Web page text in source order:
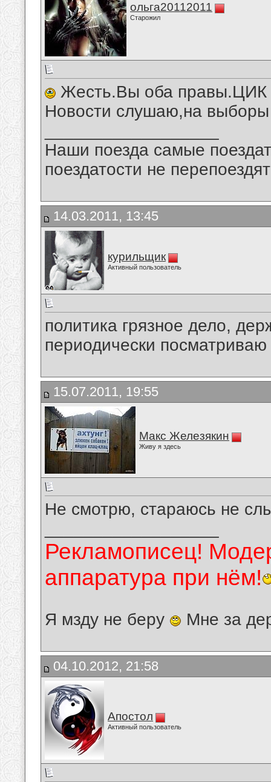
ольга20112011
Старожил
Жесть.Вы оба правы.ЦИК
Новости слушаю,на
Наши поезда самые
поездатости не
14.03.2011, 13:45
курильщик
Активный пользователь
политика грязное дело,
периодически посматриваю
15.07.2011, 19:55
Макс Железякин
Живу я здесь
Не смотрю, стараюсь не
Рекламописец!
аппаратура при нём!
Я мзду не беру Мне за
04.10.2012, 21:58
Апостол
Активный пользователь